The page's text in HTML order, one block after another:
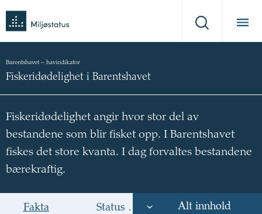
Miljøstatus
til
forsiden
Søk
Barentshavet– havindikator
Fiskeridødelighet i Barentshavet
Fiskeridødelighet angir hvor stor del av
bestandene som blir fisket opp. I Barentshavet
fiskes det store kvanta. I dag forvaltes bestandene
bærekraftig.
Fakta Status og trend Årsak til
Alt innhold